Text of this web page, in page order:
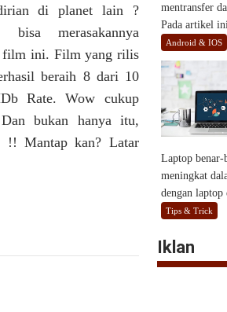
di planet lain ?
merasakannya
film ini. Film yang rilis
beraih 8 dari 10
Rate. Wow cukup
bukan hanya itu,
!! Mantap kan? Latar
mentransfer
Pada artikel
Android & IOS
Laptop benar-
meningkat
dengan laptop
Tips & Trick
Iklan